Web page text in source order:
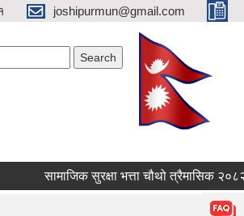
joshipurmun@gmail.com
सामाजिक सुरक्षा भत्ता चौथो त्रैमासिक